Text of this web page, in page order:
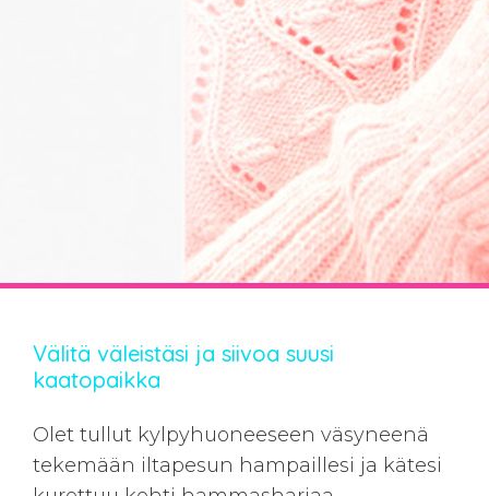
Välitä väleistäsi ja siivoa suusi
kaatopaikka
Olet tullut kylpyhuoneeseen väsyneenä
tekemään iltapesun hampaillesi ja kätesi